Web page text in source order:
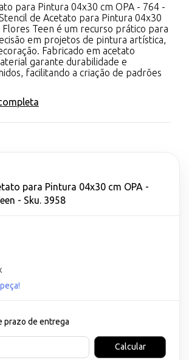
para Pintura 04x30 cm OPA - 764 -
de Acetato para Pintura 04x30
Flores Teen é um recurso prático para
em projetos de pintura artística,
Fabricado em acetato
garante durabilidade e
facilitando a criação de padrões
para Pintura 04x30 cm OPA -
- Sku. 3958
prazo de entrega
Calcular